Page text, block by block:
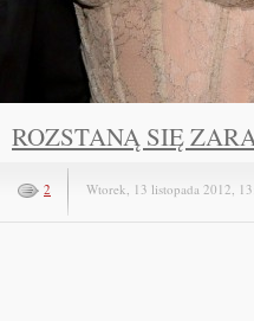
ROZSTANĄ SIĘ
2 Wtorek, 13 listopada 2012,